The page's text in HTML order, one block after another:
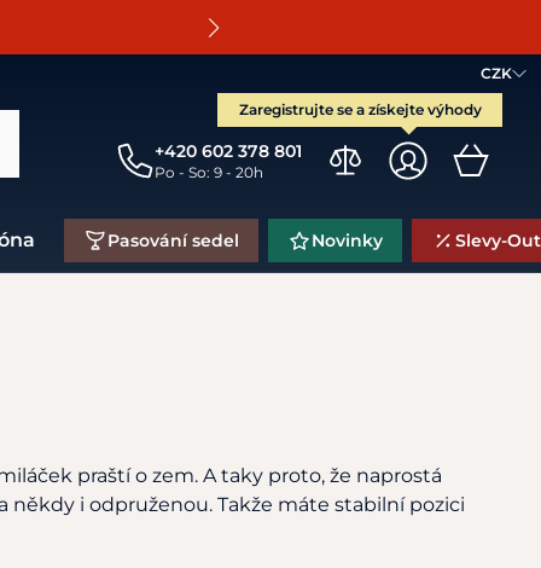
CZK
Zaregistrujte se a získejte výhody
+420 602 378 801
Po - So: 9 - 20h
Pasování sedel Novinky Slevy-
praští o zem. A taky proto, že naprostá
i odpruženou. Takže máte stabilní pozici